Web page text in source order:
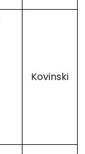
Kovinski